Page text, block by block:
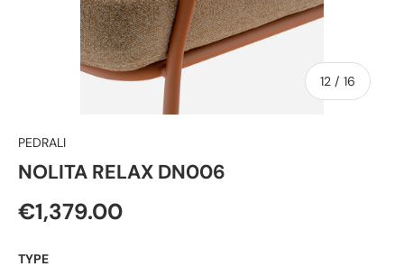
12 / van
16
PEDRALI
NOLITA RELAX DN006
€1,379.00
TYPE